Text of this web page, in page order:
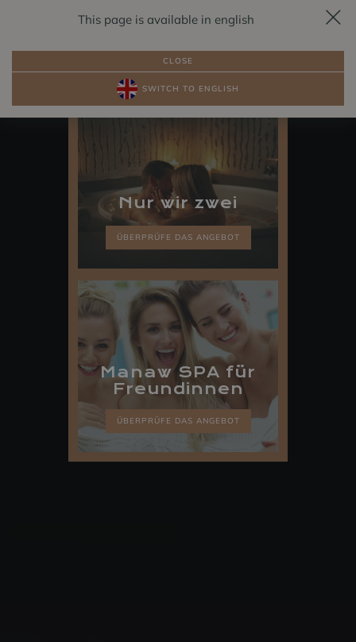
PAKETE ZIMMER AM SEE
Nur wir zwei
ÜBERPRÜFE DAS ANGEBOT
Manaw SPA für
Freundinnen
ÜBERPRÜFE DAS ANGEBOT
This page is available in english
CLOSE
SWITCH TO ENGLISH